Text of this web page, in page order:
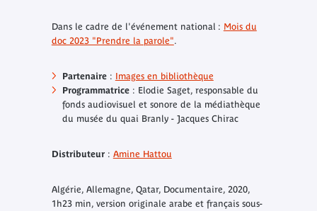
Dans le cadre de l'événement national : Mois du
doc 2023 "Prendre la parole".
Partenaire : Images en bibliothèque
Programmatrice : Elodie Saget, responsable du
fonds audiovisuel et sonore de la médiathèque
du musée du quai Branly - Jacques Chirac
Distributeur : Amine Hattou
Algérie, Allemagne, Qatar, Documentaire, 2020,
1h23 min, version originale arabe et français sous-